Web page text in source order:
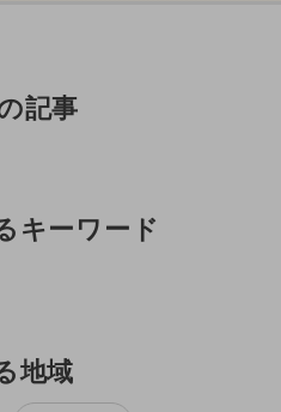
記事
キーワード
地域